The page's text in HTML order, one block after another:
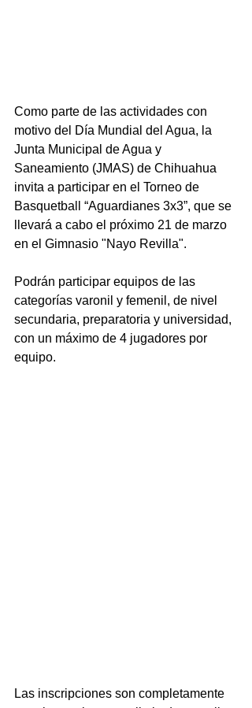
Como parte de las actividades con
motivo del Día Mundial del Agua, la
Junta Municipal de Agua y
Saneamiento (JMAS) de Chihuahua
invita a participar en el Torneo de
Basquetball “Aguardianes 3x3”, que se
llevará a cabo el próximo 21 de marzo
en el Gimnasio "Nayo Revilla".
Podrán participar equipos de las
categorías varonil y femenil, de nivel
secundaria, preparatoria y universidad,
con un máximo de 4 jugadores por
equipo.
Las inscripciones son completamente